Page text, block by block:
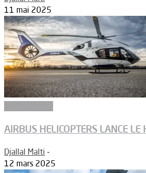
11 mai 2025
AIRBUS HELICOPTERS LANCE
Djallal Malti -
12 mars 2025